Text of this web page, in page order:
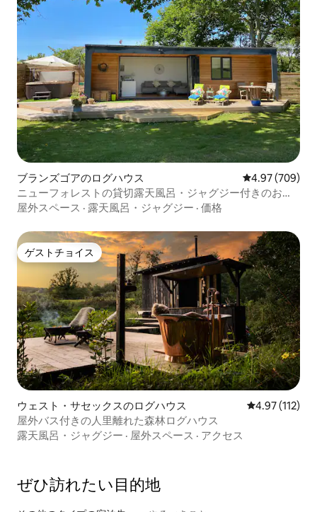
ブランズゴアのログハウス レビュー709
4.97 (709)
ニューフォレストの貸切露天風呂・ジャグジー付きのおし
ゃれなキャビン
屋外スペース · 露天風呂・ジャグジー · 価格
ゲストチョイス
ゲストチョイス
ウェスト・サセックスのログハウス レビュー112
4.97 (112)
屋外バス付きの人里離れた森林ログハウス
露天風呂・ジャグジー · 屋外スペース · アクセス
ぜひ訪⁠れ⁠た⁠い目⁠的⁠地